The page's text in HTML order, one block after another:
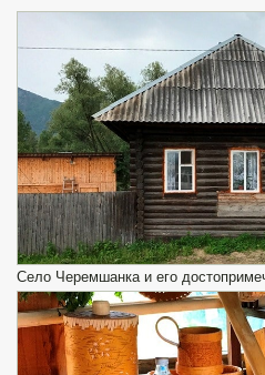
Село Черемшанка и его